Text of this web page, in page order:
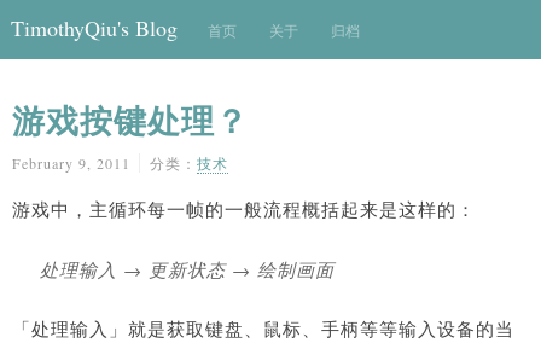
TimothyQiu's Blog 首页 关于 归档
游戏按键处理？
February 9, 2011 分类： 技术
游戏中，主循环每一帧的一般流程概括起来是这样的：
处理输入 → 更新状态 → 绘制画面
「处理输入」就是获取键盘、鼠标、手柄等等输入设备的当